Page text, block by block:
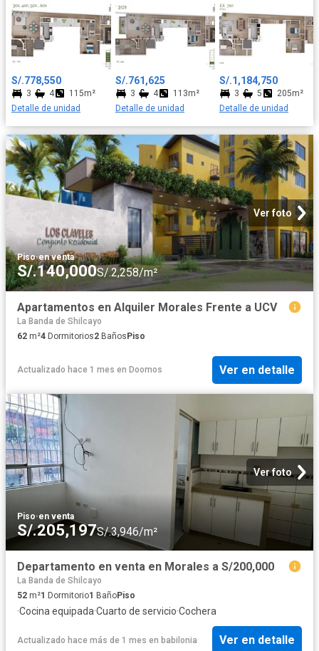
con zonas de BBQ, opciones de cocina cerrada o abierta con
muebles altos, bajos y tableros de granito y cuarzo, patio
lavandería, cuarto y baño de servicio, estar TV familiar y 3
dormitorios con amplios closets, el principal incluye su propio
baño y los otros 2 dormitorios comparten un baño secundario
Todos los departamentos cuentan con uno o dos
estacionamientos y un depósito a elección del cliente. ¡Te
invitamos a visitar nuestra caseta de ventas en la Calle Francisco
Astete), todos los días de 9:00 am a 06:00 pm para conocer más
sobre esta gran oportunidad!
S/.778,550
3 4
115m²
Detalle de unidad
S/.761,625
3 4
113m²
Detalle de unidad
S/.1,184,750
3 5
205m²
Detalle de unidad
Ver foto
Piso·en venta
S/.140,000S/.2,258/m²
Apartamentos en Alquiler Morales Frente a UCV
La Banda de Shilcayo
62 m²4 Dormitorios2 Baños Piso
Actualizado hace 1 mes en Doomos Ver en detalle
Ver foto
Piso·en venta
S/.205,197S/.3,946/m²
Departamento en venta en Morales a S/200,000
La Banda de Shilcayo
52 m²1 Dormitorio1 BañoPiso
·Cocina equipada·Cuarto de servicio·Cochera
Actualizado hace más de 1 mes en babilonia Ver en detalle